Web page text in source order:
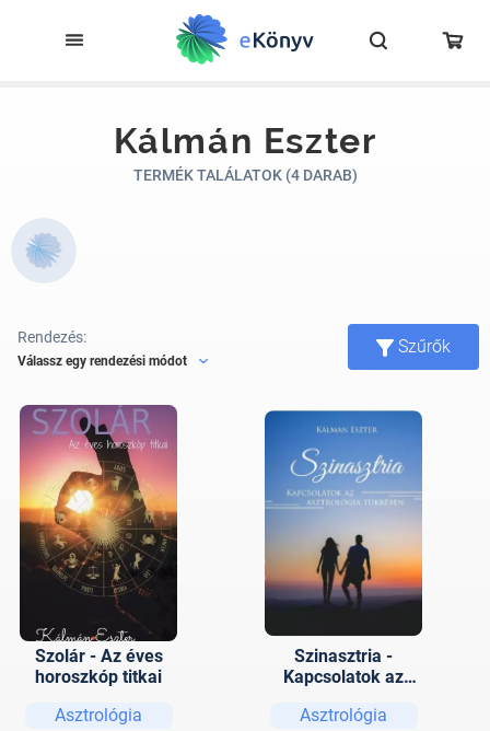
Kálmán Eszter
TERMÉK TALÁLATOK (4 DARAB)
Rendezés:
Válassz egy rendezési módot
Szűrők
Szolár - Az éves
horoszkóp titkai
Asztrológia
Szinasztria -
Kapcsolatok az
tükrében
Asztrológia